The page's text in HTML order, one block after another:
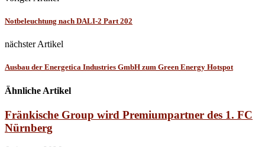
Notbeleuchtung nach DALI-2 Part 202
nächster Artikel
Ausbau der Energetica Industries GmbH zum Green Energy Hotspot
Ähnliche Artikel
Fränkische Group wird Premiumpartner des 1. FC
Nürnberg